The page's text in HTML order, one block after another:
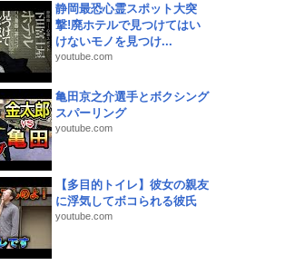
静岡最恐心霊スポット大突
撃!廃ホテルで見つけてはい
けないモノを見つけ...
youtube.com
亀田京之介選手とボクシング
スパーリング
youtube.com
【多目的トイレ】彼女の親友
に浮気してボコられる彼氏
youtube.com